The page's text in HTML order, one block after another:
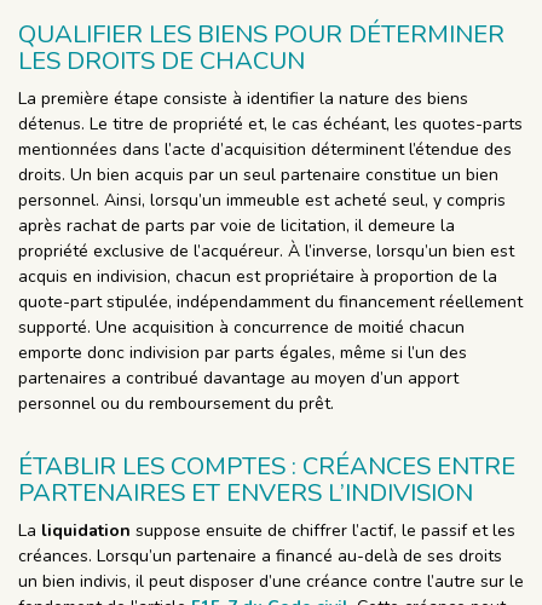
QUALIFIER LES BIENS POUR DÉTERMINER
LES DROITS DE CHACUN
La première étape consiste à identifier la nature des biens
détenus. Le titre de propriété et, le cas échéant, les quotes-parts
mentionnées dans l’acte d’acquisition déterminent l’étendue des
droits. Un bien acquis par un seul partenaire constitue un bien
personnel. Ainsi, lorsqu’un immeuble est acheté seul, y compris
après rachat de parts par voie de licitation, il demeure la
propriété exclusive de l’acquéreur. À l’inverse, lorsqu’un bien est
acquis en indivision, chacun est propriétaire à proportion de la
quote-part stipulée, indépendamment du financement réellement
supporté. Une acquisition à concurrence de moitié chacun
emporte donc indivision par parts égales, même si l’un des
partenaires a contribué davantage au moyen d’un apport
personnel ou du remboursement du prêt.
ÉTABLIR LES COMPTES : CRÉANCES ENTRE
PARTENAIRES ET ENVERS L’INDIVISION
La liquidation suppose ensuite de chiffrer l’actif, le passif et les
créances. Lorsqu’un partenaire a financé au-delà de ses droits
un bien indivis, il peut disposer d’une créance contre l’autre sur le